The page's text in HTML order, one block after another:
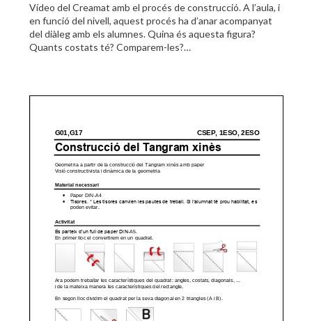
Vídeo del Creamat amb el procés de construcció. A l’aula, i
en funció del nivell, aquest procés ha d’anar acompanyat
del diàleg amb els alumnes. Quina és aquesta figura?
Quants costats té? Comparem-les?…